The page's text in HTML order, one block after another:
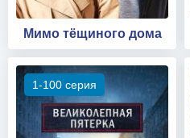
Мимо тёщиного дома
1-100 серия